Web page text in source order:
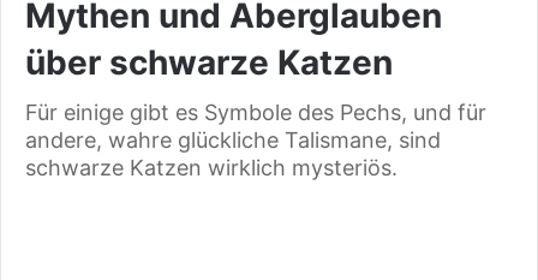
Mythen und Aberglauben
über schwarze Katzen
Für einige gibt es Symbole des Pechs, und für
andere, wahre glückliche Talismane, sind
schwarze Katzen wirklich mysteriös.